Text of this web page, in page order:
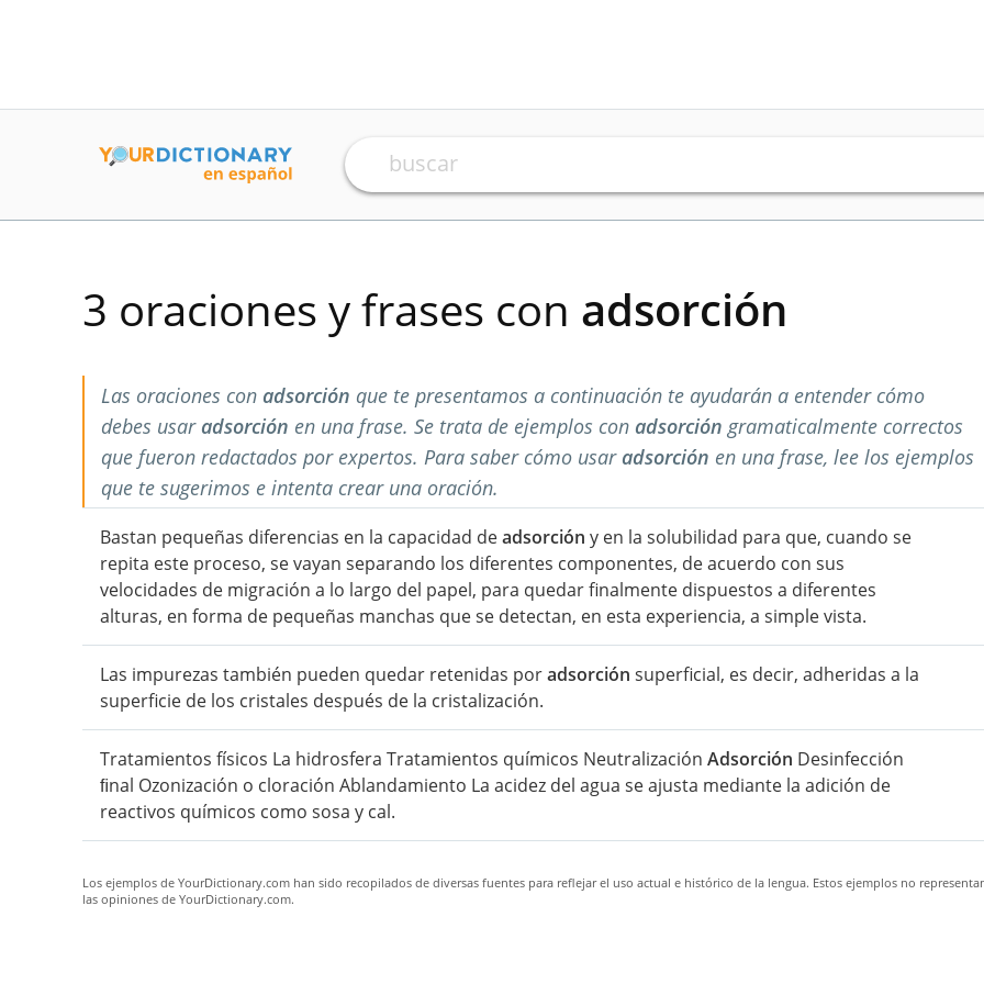
3 oraciones y frases con adsorción
Las oraciones con adsorción que te presentamos a continuación te ayudarán a entender cómo
debes usaradsorción en una frase. Se trata de ejemplos con adsorción gramaticalmente correctos
que fueron redactados por expertos. Para saber cómo usaradsorción en una frase, lee los ejemplos
que te sugerimos e intenta crear una oración.
Bastan pequeñas diferencias en la capacidad deadsorción y en la solubilidad para que, cuando se
repita este proceso, se vayan separando los diferentes componentes, de acuerdo con sus
velocidades de migración a lo largo del papel, para quedar finalmente dispuestos a diferentes
alturas, en forma de pequeñas manchas que se detectan, en esta experiencia, a simple vista.
Las impurezas también pueden quedar retenidas poradsorción superficial, es decir, adheridas a la
superficie de los cristales después de la cristalización.
Tratamientos físicos La hidrosfera Tratamientos químicos Neutralización Adsorción Desinfección
ﬁnal Ozonización o cloración Ablandamiento La acidez del agua se ajusta mediante la adición de
reactivos químicos como sosa y cal.
Los ejemplos de YourDictionary.com han sido recopilados de diversas fuentes para reflejar el uso actual e histórico de la lengua. Estos ejemplos no
las opiniones de YourDictionary.com.